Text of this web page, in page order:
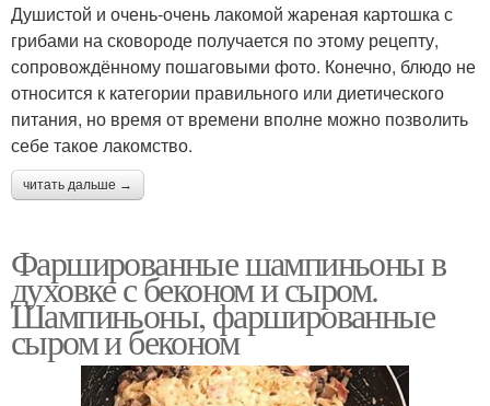
Душистой и очень-очень лакомой жареная картошка с
грибами на сковороде получается по этому рецепту,
сопровождённому пошаговыми фото. Конечно, блюдо не
относится к категории правильного или диетического
питания, но время от времени вполне можно позволить
себе такое лакомство.
читать дальше →
Фаршированные шампиньоны в
духовке с беконом и сыром.
Шампиньоны, фаршированные
сыром и беконом